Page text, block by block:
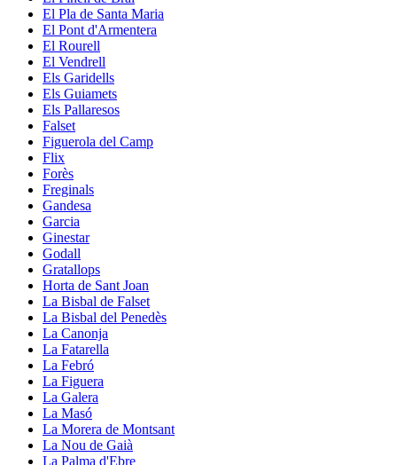
El Pla de Santa Maria
El Pont d'Armentera
El Rourell
El Vendrell
Els Garidells
Els Guiamets
Els Pallaresos
Falset
Figuerola del Camp
Flix
Forès
Freginals
Gandesa
Garcia
Ginestar
Godall
Gratallops
Horta de Sant Joan
La Bisbal de Falset
La Bisbal del Penedès
La Canonja
La Fatarella
La Febró
La Figuera
La Galera
La Masó
La Morera de Montsant
La Nou de Gaià
La Palma d'Ebre